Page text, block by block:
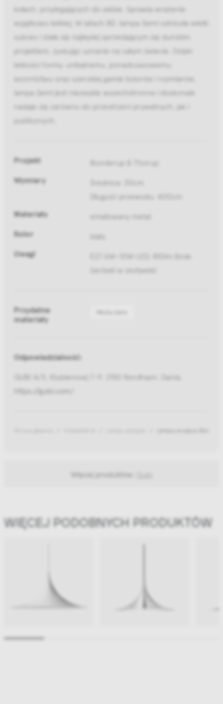
kołach, przylegających do siebie. Sprawia wrażenie
wyjątkowo lekkiej. W latach 80. lampa Semi odniosła wielki
sukces i stała się najlepiej sprzedającym się duńskim
projektem, zyskując uznanie na całym świecie. Dzięki
lekkości formy, unikalnemu, ponadczasowemu
wzornictwu oraz szerokiej gamie kolorów i rozmiarów,
lampa Semi jest niezwykle wszechstronna i doskonale
nadaje się zarówno do przestrzeni prywatnych, jak i
publicznych.
Projekt Bonderup & Thorup
Wymiary
Średnica: 30cm
Długość przewodu: 400cm
Materiały emaliowany metal
Kolor biały
Uwagi
E27 6W-10W LED, 810lm (brak
żarówki w zestawie)
Przydatne
materiały
Media bank
Odpowiedzialność:
GUBI A/S, Klubiensvej 7-9, 2150 Nordhavn, Dania,
https://gubi.com/
Lampa wisząca 30cm
Więcej produktów:
WIĘCEJ PODOBNYCH PRODUKTÓW